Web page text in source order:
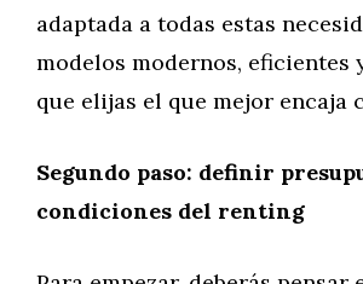
adaptada a todas estas
modelos modernos, eficientes
que elijas el que mejor encaja
Segundo paso: definir
condiciones del renting